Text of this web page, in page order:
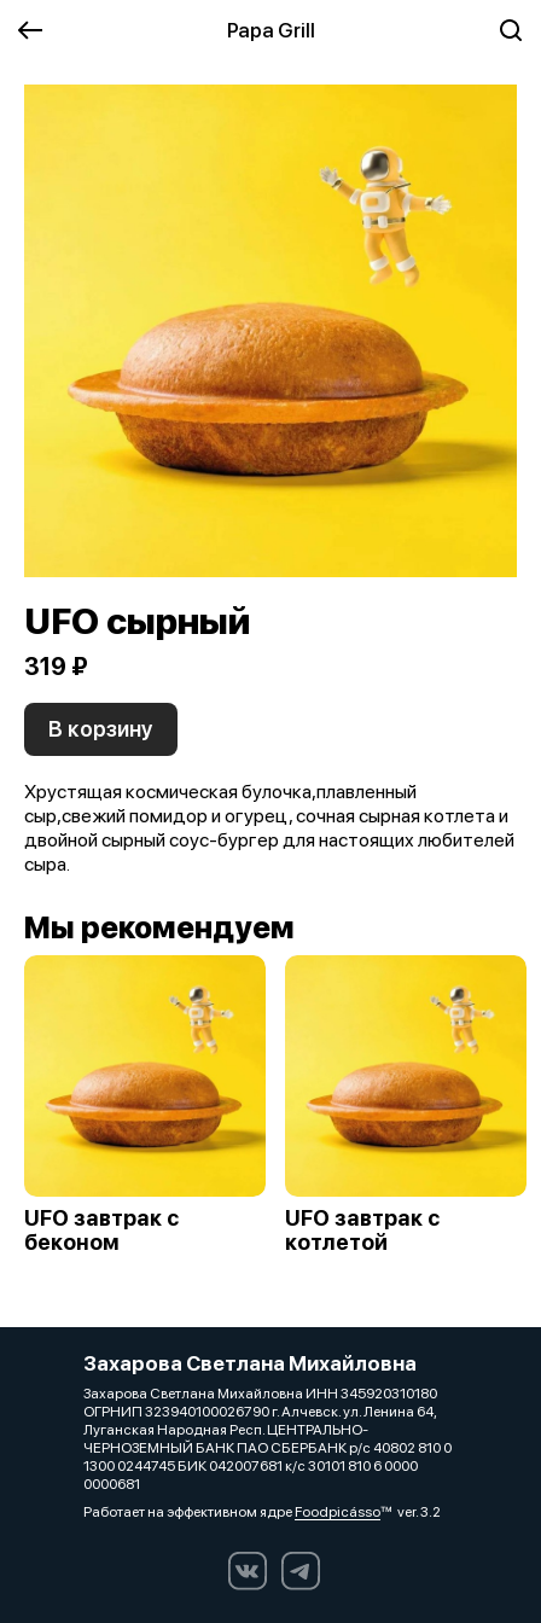
Papa Grill
UFO сырный
319 ₽
В корзину
Хрустящая космическая булочка,плавленный
сыр,свежий помидор и огурец, сочная сырная котлета и
двойной сырный соус-бургер для настоящих любителей
сыра.
Мы рекомендуем
UFO завтрак с
беконом
UFO завтрак с
котлетой
Захарова Светлана Михайловна
Захарова Светлана Михайловна ИНН 345920310180
ОГРНИП 323940100026790 г. Алчевск. ул. Ленина 64,
Луганская Народная Респ. ЦЕНТРАЛЬНО-
ЧЕРНОЗЕМНЫЙ БАНК ПАО СБЕРБАНК р/с 40802 810 0
1300 0244745 БИК 042007681 к/с 30101 810 6 0000
0000681
Работает на эффективном ядреFoodpicássover. 3.2